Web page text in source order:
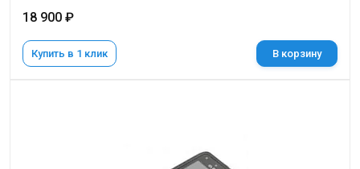
18 900 ₽
Купить в 1 клик В корзину